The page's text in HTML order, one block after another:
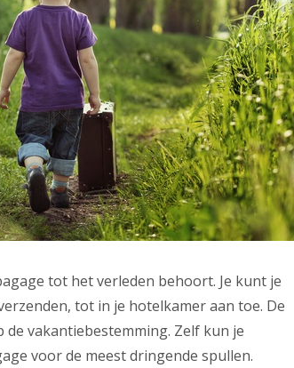
tot het verleden behoort. Je kunt je
tot in je hotelkamer aan toe. De
vakantiebestemming. Zelf kun je
voor de meest dringende spullen.